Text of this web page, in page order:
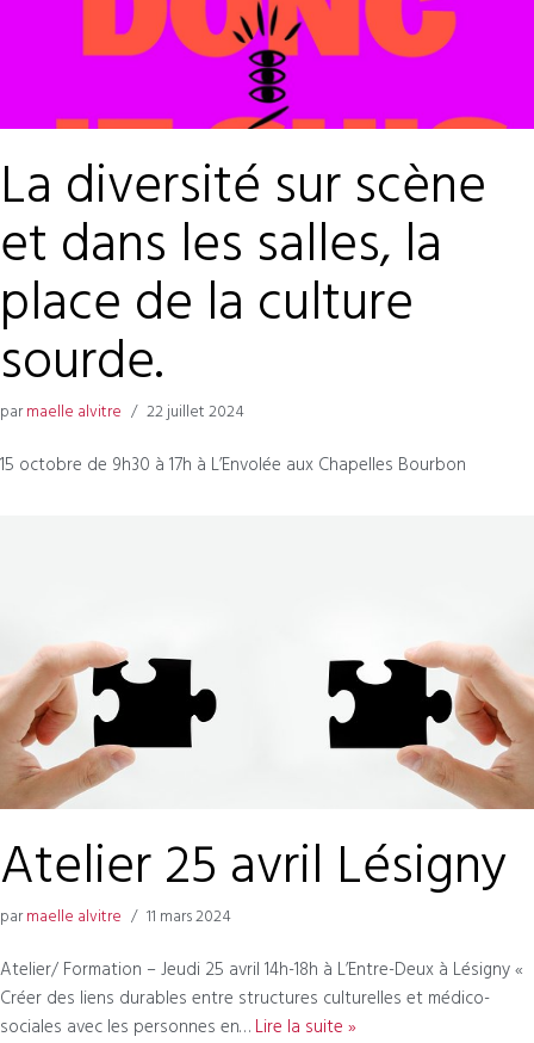
La diversité sur scène
et dans les salles, la
place de la culture
sourde.
parmaelle alvitre 22 juillet 2024
15 octobre de 9h30 à 17h à L’Envolée aux Chapelles Bourbon
Atelier 25 avril Lésigny
parmaelle alvitre 11 mars 2024
Atelier/ Formation – Jeudi 25 avril 14h-18h à L’Entre-Deux à Lésigny «
Créer des liens durables entre structures culturelles et médico-
sociales avec les personnes en… Lire la suite »